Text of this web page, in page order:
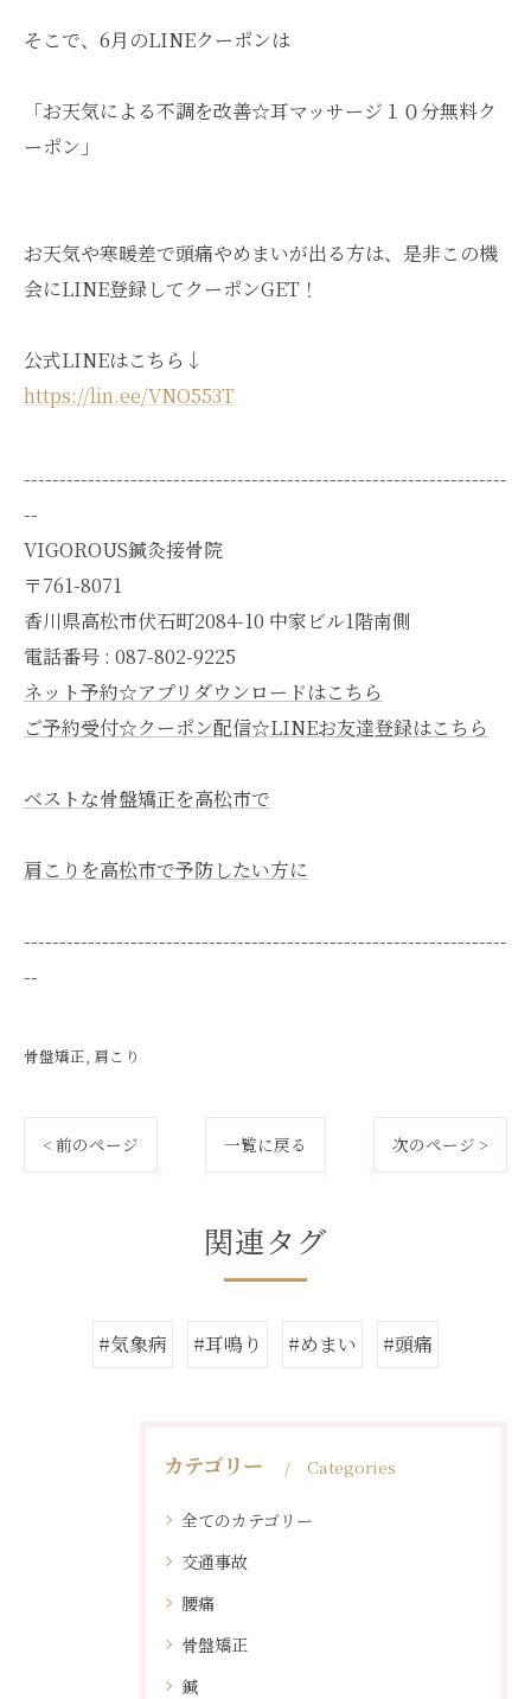
そこで、6月のLINEクーポンは
「お天気による不調を改善☆耳マッサージ１０分無料ク
ーポン」
お天気や寒暖差で頭痛やめまいが出る方は、是非この機
会にLINE登録してクーポンGET！
公式LINEはこちら↓
https://lin.ee/VNO553T
--------------------------------------------------------------------
--
VIGOROUS鍼灸接骨院
〒761-8071
香川県高松市伏石町2084-10 中家ビル1階南側
電話番号 : 087-802-9225
ネット予約☆アプリダウンロードはこちら
ご予約受付☆クーポン配信☆LINEお友達登録はこちら
ベストな骨盤矯正を高松市で
肩こりを高松市で予防したい方に
--------------------------------------------------------------------
--
骨盤矯正 肩こり
< 前のページ 一覧に戻る 次のページ >
関連タグ
#気象病 #耳鳴り #めまい #頭痛
カテゴリー Categories
全てのカテゴリー
交通事故
腰痛
骨盤矯正
鍼